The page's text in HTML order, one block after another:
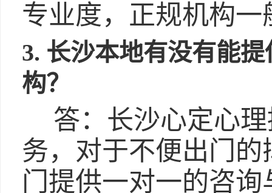
专业度，正规机构
3. 长沙本地有没有能
构？
答：长沙心定心
务，对于不便出门
门提供一对一的咨